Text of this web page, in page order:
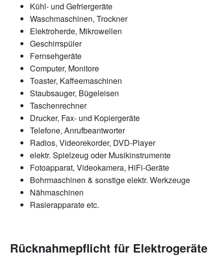
Kühl- und Gefriergeräte
Waschmaschinen, Trockner
Elektroherde, Mikrowellen
Geschirrspüler
Fernsehgeräte
Computer, Monitore
Toaster, Kaffeemaschinen
Staubsauger, Bügeleisen
Taschenrechner
Drucker, Fax- und Kopiergeräte
Telefone, Anrufbeantworter
Radios, Videorekorder, DVD-Player
elektr. Spielzeug oder Musikinstrumente
Fotoapparat, Videokamera, HiFi-Geräte
Bohrmaschinen & sonstige elektr. Werkzeuge
Nähmaschinen
Rasierapparate etc.
Rücknahmepflicht für Elektrogeräte